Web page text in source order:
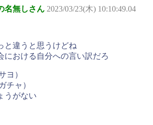
名無しさん 2023/03/23(木) 10:10:49.04
と違うと思うけどね
における自分への言い訳だろ
ヨ）
チャ）
うがない